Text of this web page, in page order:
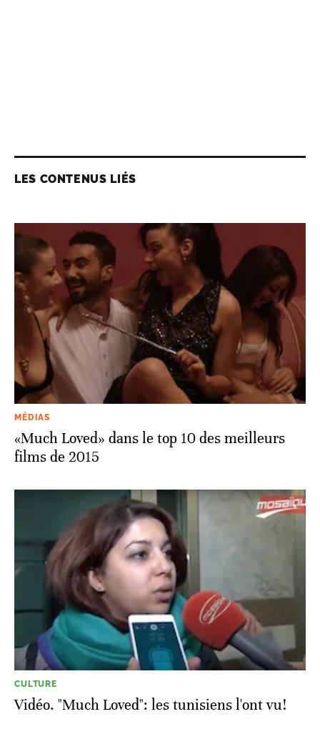
LES CONTENUS LIÉS
MÉDIAS
«Much Loved» dans le top 10 des meilleurs
films de 2015
CULTURE
Vidéo. "Much Loved": les tunisiens l'ont vu!